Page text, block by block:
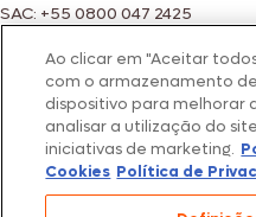
SAC: +55 0800 047 2425
Fotos meramente ilustrativas |
estoques dos nossos parceiros |
de dados.
Os preços, promoções e
exclusivamente para compras
Todos os produtos estão sujeitos
Ao clicar em "Aceitar
com o armazenamento
dispositivo para melhorar
analisar a utilização do
iniciativas de marketing.
Cookies Política de